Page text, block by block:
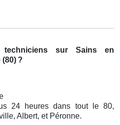
sur Sains en
(80) ?
24 heures dans tout le 80,
Albert, et Péronne.